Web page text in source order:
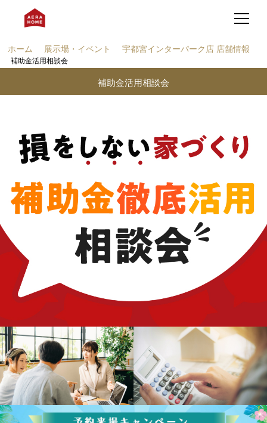
ホーム 展示場・イベント 宇都宮インターパーク店 店舗情報
補助金活用相談会
補助金活用相談会